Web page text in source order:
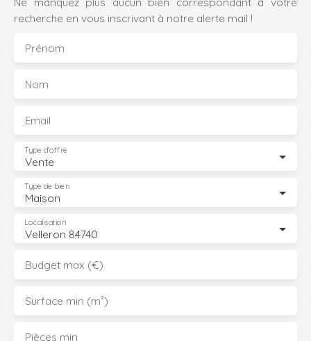
recherche en vous inscrivant à notre alerte mail !
Prénom
Nom
Email
Vente
Type d'offre
Maison
Type de bien
Velleron 84740
Localisation
Budget max (€)
Surface min (m²)
Pièces min